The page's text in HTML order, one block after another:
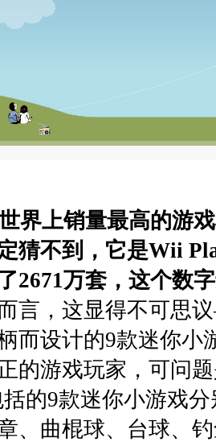
界上销量最高的游
猜不到，它是Wii
2671万套，这个数
言，这显得不可思
而设计的9款迷你小
的游戏玩家，可问
的9款迷你小游戏
、曲棍球、台球、